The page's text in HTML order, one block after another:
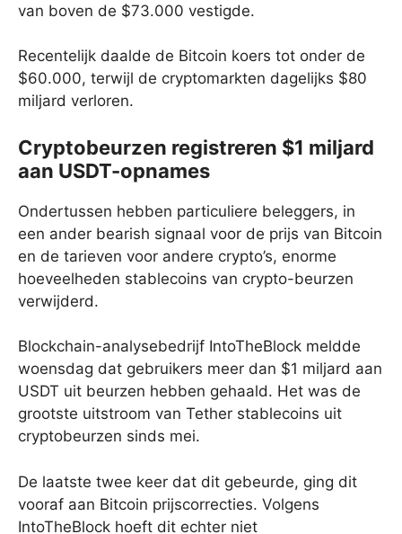
van boven de $73.000 vestigde.
Recentelijk daalde de Bitcoin koers tot onder de
$60.000, terwijl de cryptomarkten dagelijks $80
miljard verloren.
Cryptobeurzen registreren $1 miljard
aan USDT-opnames
Ondertussen hebben particuliere beleggers, in
een ander bearish signaal voor de prijs van Bitcoin
en de tarieven voor andere crypto’s, enorme
hoeveelheden stablecoins van crypto-beurzen
verwijderd.
Blockchain-analysebedrijf IntoTheBlock meldde
woensdag dat gebruikers meer dan $1 miljard aan
USDT uit beurzen hebben gehaald. Het was de
grootste uitstroom van Tether stablecoins uit
cryptobeurzen sinds mei.
De laatste twee keer dat dit gebeurde, ging dit
vooraf aan Bitcoin prijscorrecties. Volgens
IntoTheBlock hoeft dit echter niet